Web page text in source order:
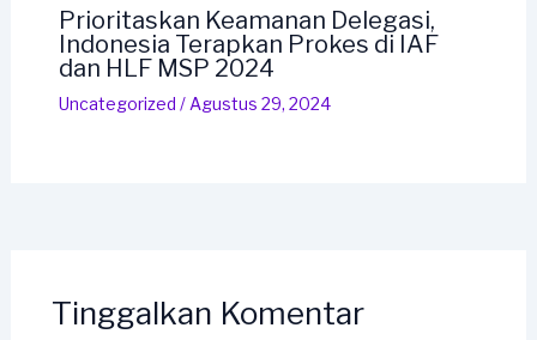
Prioritaskan Keamanan Delegasi,
Indonesia Terapkan Prokes di IAF
dan HLF MSP 2024
Uncategorized / Agustus 29, 2024
Tinggalkan Komentar